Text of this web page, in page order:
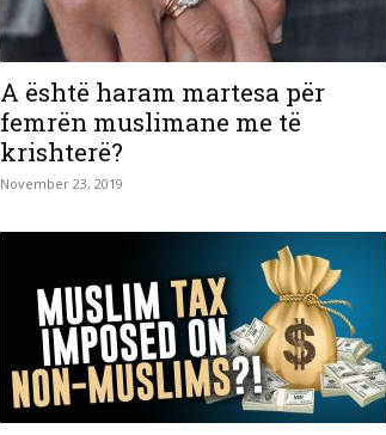
A është haram martesa për
femrën muslimane me të
krishterë?
November 23, 2019